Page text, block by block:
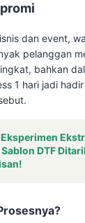
dan event,
pelanggan
bahkan
1 hari jadi
Eksperimen
DTF